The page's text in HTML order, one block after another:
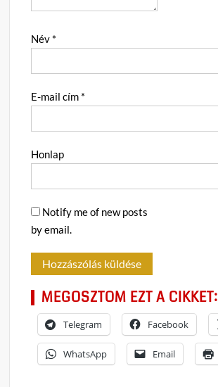
Név *
E-mail cím *
Honlap
Notify me of new posts
by email.
MEGOSZTOM EZT A CIKKET:
Telegram Facebook
WhatsApp Email